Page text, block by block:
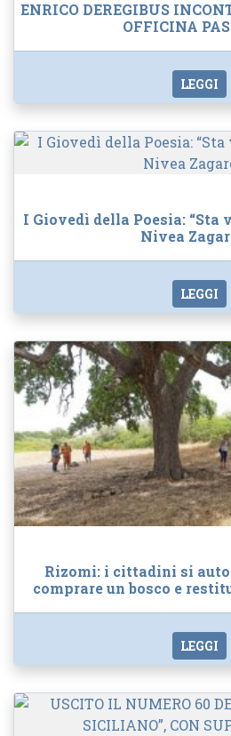
ENRICO DEREGIBUS
OFFICINA
LEGGI
I Giovedì della Poesia: “Sta
Nivea
LEGGI
Rizomi: i cittadini si
comprare un bosco e
LEGGI